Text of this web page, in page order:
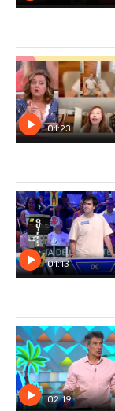
01:23
01:13
02:19